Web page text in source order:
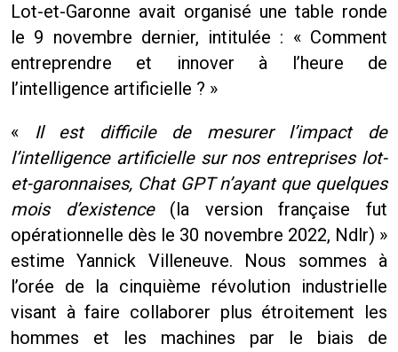
Lot-et-Garonne avait organisé une table ronde
le 9 novembre dernier, intitulée : « Comment
entreprendre et innover à l’heure de
l’intelligence artificielle ? »
« Il est difficile de mesurer l’impact de
l’intelligence artificielle sur nos entreprises lot-
et-garonnaises, Chat GPT n’ayant que quelques
mois d’existence(la version française fut
opérationnelle dès le 30 novembre 2022, Ndlr) »
estime Yannick Villeneuve. Nous sommes à
l’orée de la cinquième révolution industrielle
visant à faire collaborer plus étroitement les
hommes et les machines par le biais de